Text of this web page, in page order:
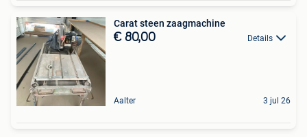
Carat steen zaagmachine
€ 80,00 Details
Aalter 3 jul 26